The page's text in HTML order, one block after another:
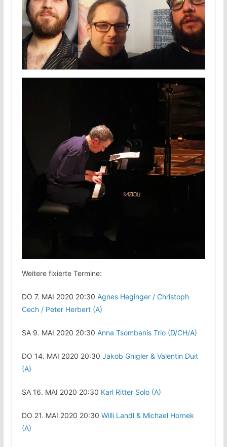
Weitere fixierte Termine:
DO 7. MAI 2020 20:30 Agnes Heginger / Christoph
Cech / Peter Herbert (A)
SA 9. MAI 2020 20:30 Anna Tsombanis Trio (D/CH/A)
DO 14. MAI 2020 20:30 Jakob Gnigler & Valentin Duit
(A)
SA 16. MAI 2020 20:30 Karl Ritter Solo (A)
DO 21. MAI 2020 20:30 Willi Landl & Michael Hornek
(A)